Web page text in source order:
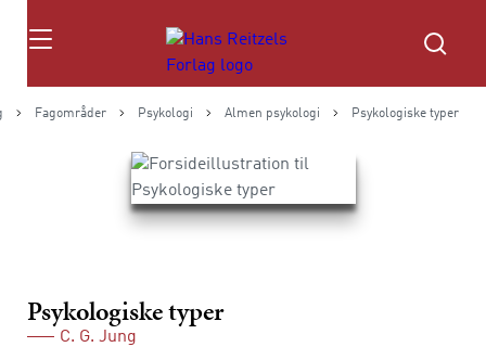
Søg
Fagområder Psykologi Almen psykologi Psykologiske typer
Psykologiske typer
C. G. Jung